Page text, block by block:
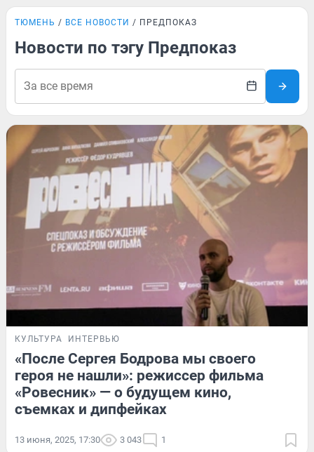
ТЮМЕНЬ ВСЕ НОВОСТИ ПРЕДПОКАЗ
Новости по тэгу Предпоказ
КУЛЬТУРА ИНТЕРВЬЮ
«После Сергея Бодрова мы своего
героя не нашли»: режиссер фильма
«Ровесник» — о будущем кино,
съемках и дипфейках
13 июня, 2025, 17:30 3 043 1